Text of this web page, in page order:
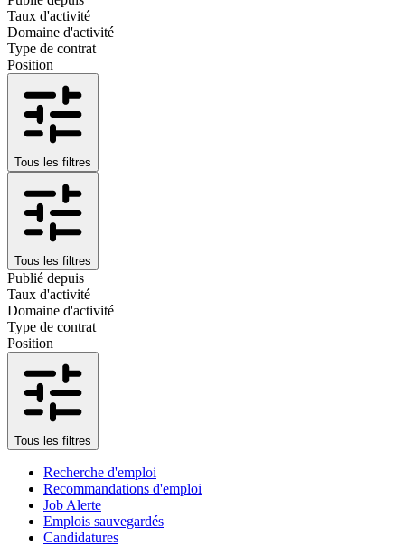
Taux d'activité
Domaine d'activité
Type de contrat
Position
Tous les filtres
Tous les filtres
Publié depuis
Taux d'activité
Domaine d'activité
Type de contrat
Position
Tous les filtres
Recherche d'emploi
Recommandations d'emploi
Job Alerte
Emplois sauvegardés
Candidatures